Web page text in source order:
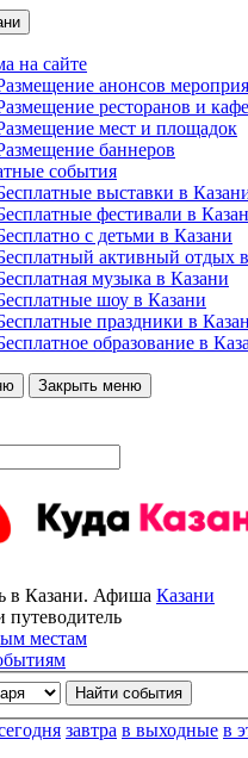
на сайте
анонсов
ресторанов и кафе
мест и площадок
баннеров
события
выставки в
фестивали в
с детьми в Казани
активный отдых
музыка в Казани
шоу в Казани
праздники в
образование в
Закрыть меню
в Казани. Афиша Казани
местам
завтра в выходные в